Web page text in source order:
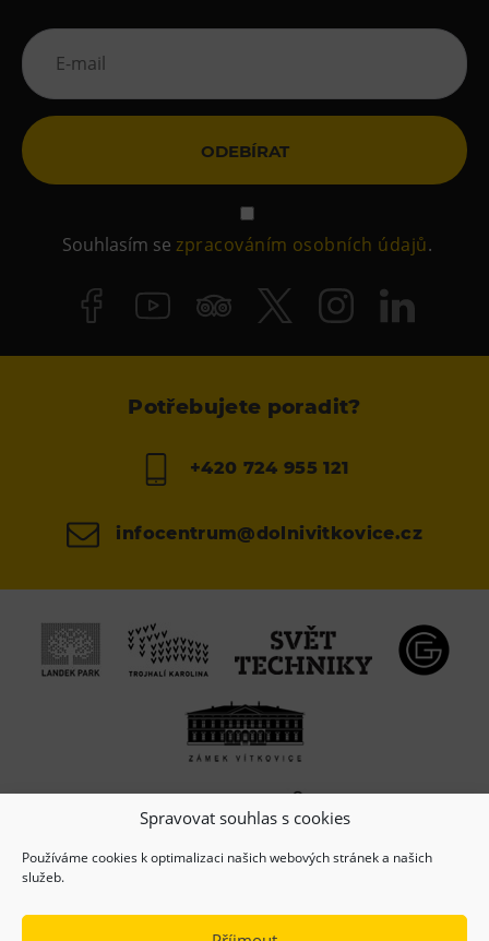
Spravovat souhlas s cookies
Používáme cookies k optimalizaci našich webových stránek a našich
služeb.
ODEBÍRAT
Souhlasím sezpracováním osobních údajů.
Potřebujete poradit?
+420 724 955 121
infocentrum@dolnivitkovice.cz